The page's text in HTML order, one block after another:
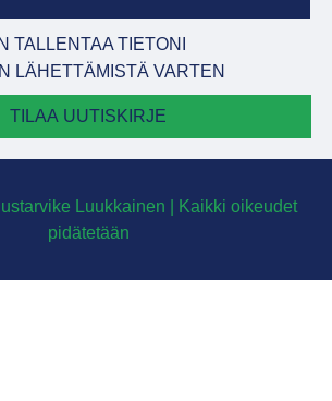
TALLENTAA TIETONI
LÄHETTÄMISTÄ VARTEN
TILAA UUTISKIRJE
Luukkainen | Kaikki oikeudet
pidätetään